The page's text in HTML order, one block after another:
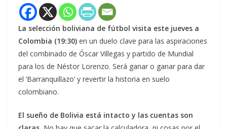
La selección boliviana de fútbol visita este jueves a
Colombia (19:30) en un duelo clave para las aspiraciones
del combinado de Óscar Villegas y partido de Mundial
para los de Néstor Lorenzo. Será ganar o ganar para dar
el ‘Barranquillazo’ y revertir la historia en suelo
colombiano.
El sueño de Bolivia está intacto y las cuentas son